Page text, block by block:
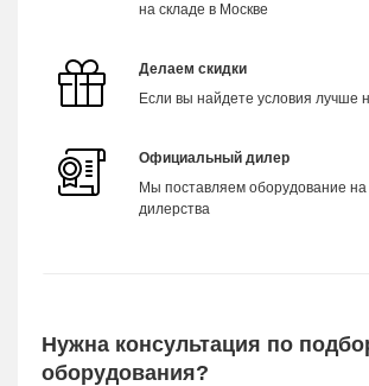
на складе в Москве
Делаем скидки
Если вы найдете условия лучше
Официальный дилер
Мы поставляем оборудование на
дилерства
Нужна консультация по
оборудования?